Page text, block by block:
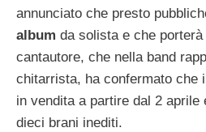
annunciato che presto
album da solista e che
cantautore, che nella band
chitarrista, ha confermato che
in vendita a partire dal 2 aprile
dieci brani inediti.